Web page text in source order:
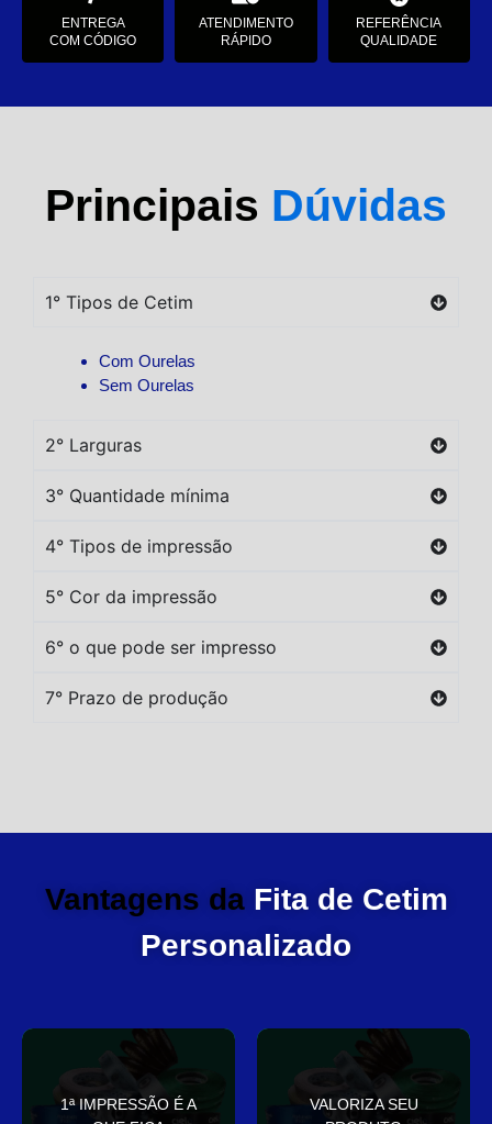
ENTREGA
COM CÓDIGO
ATENDIMENTO
RÁPIDO
REFERÊNCIA
QUALIDADE
Principais Dúvidas
1° Tipos de Cetim
Com Ourelas
Sem Ourelas
2° Larguras
3° Quantidade mínima
4° Tipos de impressão
5° Cor da impressão
6° o que pode ser impresso
7° Prazo de produção
Vantagens da Fita de Cetim
Personalizado
1ª IMPRESSÃO É A
Sua embalagem fala por
você
VALORIZA SEU
que deixa sua embalagem
elegante